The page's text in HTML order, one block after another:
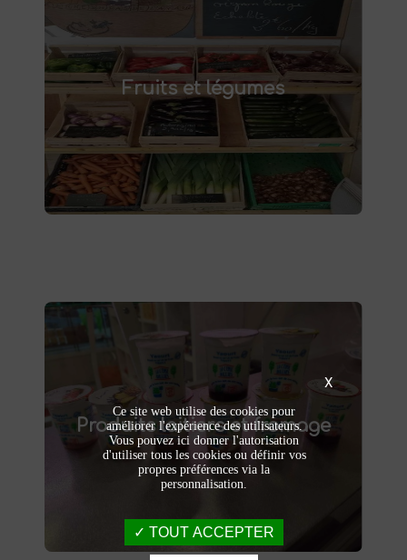
Fruits et légumes
Fruits et légumes
Achetez des
fruits et légumes frais à Saint-
Saulve
et savourez des produits de saison,
cultivés localement. Goûtez la différence :
des produits sains et respectueux de
l'environnement. Vente directe à la ferme ou
livraison à domicile.
Produits laitiers et fromage
Produits laitiers et fromage
Dégustez nos
produits laitiers et fromages à
Saint-Saulve
. Yaourts crémeux, fromages
affinés et autres délices laitiers vous
attendent dans notre ferme. Livraison et
vente directe à la ferme pour une fraîcheur
X
Ce site web utilise des cookies pour
améliorer l'expérience des utilisateurs.
Vous pouvez ici donner l'autorisation
d'utiliser tous les cookies ou définir vos
propres préférences via la
personnalisation.
TOUT ACCEPTER